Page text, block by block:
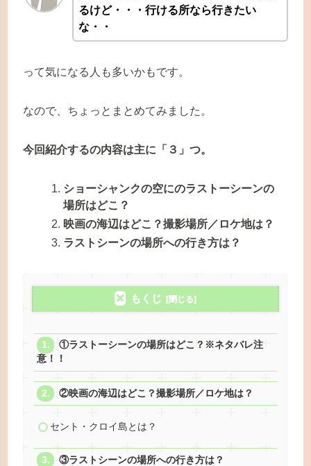
るけど・・・行ける所なら行きたい
な・・
って気になる人も多いかもです。
なので、ちょっとまとめてみました。
今回紹介するの内容は主に「３」つ。
ショーシャンクの空にのラストーシーンの
場所はどこ？
映画の海辺はどこ？撮影場所／ロケ地は？
ラストシーンの場所への行き方は？
もくじ
①ラストーシーンの場所はどこ？※ネタバレ注
意！！
②映画の海辺はどこ？撮影場所／ロケ地は？
セント・クロイ島とは？
③ラストシーンの場所への行き方は？